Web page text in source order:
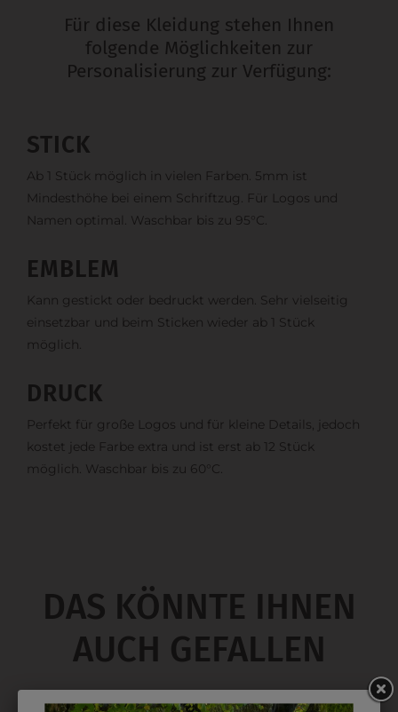
Für diese Kleidung stehen Ihnen
folgende Möglichkeiten zur
Personalisierung zur Verfügung:
STICK
Ab 1 Stück möglich in vielen Farben. 5mm ist
Mindesthöhe bei einem Schriftzug. Für Logos und
Namen optimal. Waschbar bis zu 95°C.
EMBLEM
Kann gestickt oder bedruckt werden. Sehr vielseitig
einsetzbar und beim Sticken wieder ab 1 Stück
möglich.
DRUCK
Perfekt für große Logos und für kleine Details, jedoch
kostet jede Farbe extra und ist erst ab 12 Stück
möglich. Waschbar bis zu 60°C.
DAS KÖNNTE IHNEN
AUCH GEFALLEN